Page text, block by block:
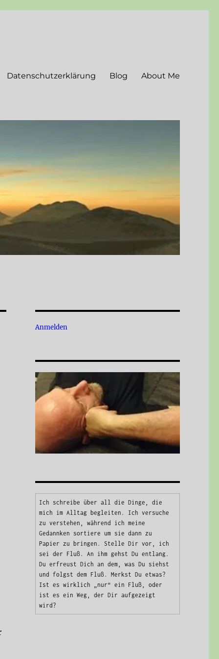
Datenschutzerklärung Blog About Me
Anmelden
Ich schreibe über all die Dinge, die
mich im Alltag begleiten. Ich versuche
zu verstehen, während ich meine
Gedannken sortiere um sie dann zu
Papier zu bringen. Stelle Dir vor, ich
sei der Fluß. An ihm gehst Du entlang.
Du erfreust Dich an dem, was Du siehst
und folgst dem Fluß. Merkst Du etwas?
Ist es wirklich „nur“ ein Fluß, oder
ist es ein Weg, der Dir aufgezeigt
wird?